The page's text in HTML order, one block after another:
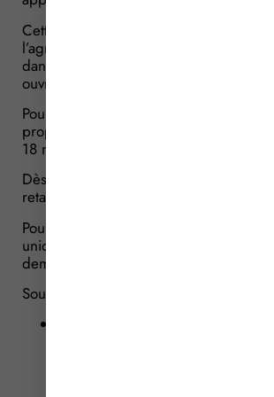
Cette pénalité équivaut à 1% de la
l’agriculteur aurait pu prétendre en
dans les temps, multipliée par le
ouvrés de retard.
Pour la campagne 2026, un léger
proposé aux agriculteurs puisqu’entre
18 mai 2026, aucune pénalité ne sera
Dès le 19 mai 2026, la réduction par
retard reprendra son cours habituel.
Pour conclure, il sera possible de
unique jusqu’au 9 juin 2026. Passée
demande sera considérée comme
Sources :
modification du régime de
tardif de la demande unique
la PAC mentionnée à l’article D.